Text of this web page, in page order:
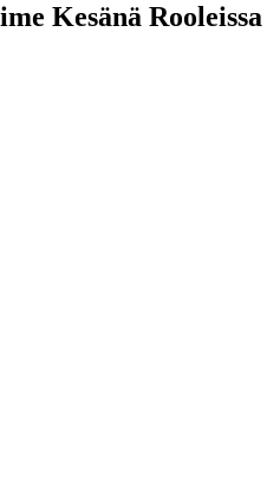
Kesänä Rooleissa